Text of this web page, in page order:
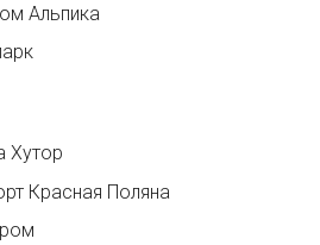
Альпика
Хутор
Красная Поляна